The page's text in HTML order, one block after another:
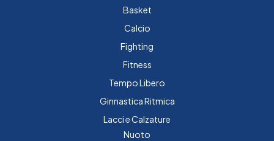
Basket
Calcio
Fighting
Fitness
Tempo Libero
Ginnastica Ritmica
Lacci e Calzature
Nuoto